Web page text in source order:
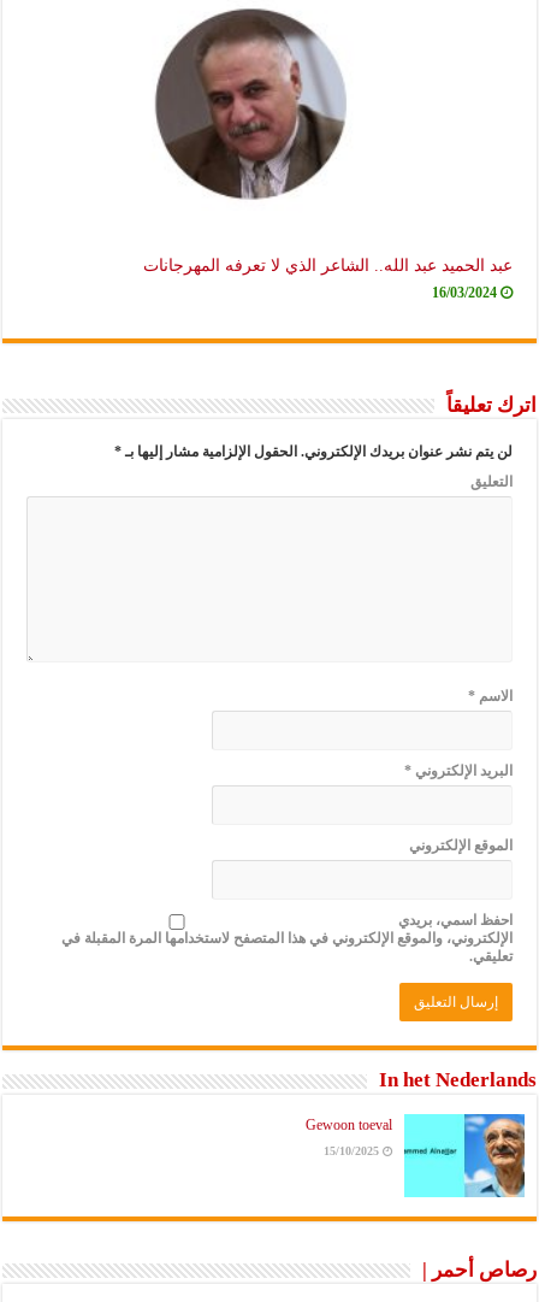
عبد الحميد عبد الله.. الشاعر الذي لا تعرفه المهرجانات
16/03/2024
اترك تعليقاً
لن يتم نشر عنوان بريدك الإلكتروني. الحقول الإلزامية مشار إليها بـ*
التعليق
الاسم*
البريد الإلكتروني*
الموقع الإلكتروني
احفظ اسمي، بريدي
الإلكتروني، والموقع الإلكتروني في هذا المتصفح لاستخدامها المرة المقبلة في
تعليقي.
In het Nederlands
Gewoon toeval
15/10/2025
رصاص أحمر |